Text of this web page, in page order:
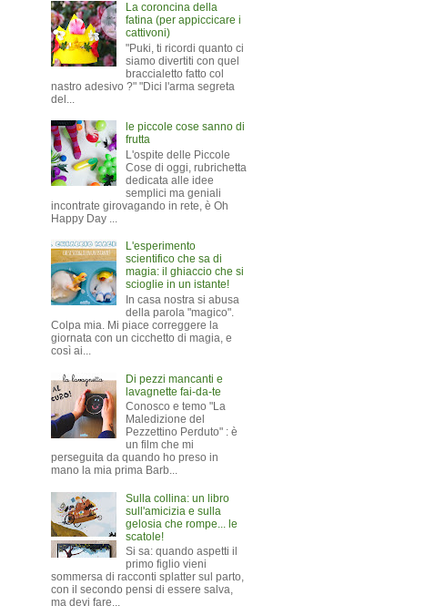
La coroncina della
fatina (per appiccicare i
cattivoni)
"Puki, ti ricordi quanto ci
siamo divertiti con quel
braccialetto fatto col
nastro adesivo ?" "Dici l'arma segreta
del...
le piccole cose sanno di
frutta
L'ospite delle Piccole
Cose di oggi, rubrichetta
dedicata alle idee
semplici ma geniali
incontrate girovagando in rete, è Oh
Happy Day ...
L'esperimento
scientifico che sa di
magia: il ghiaccio che si
scioglie in un istante!
In casa nostra si abusa
della parola "magico".
Colpa mia. Mi piace correggere la
giornata con un cicchetto di magia, e
così ai...
Di pezzi mancanti e
lavagnette fai-da-te
Conosco e temo "La
Maledizione del
Pezzettino Perduto" : è
un film che mi
perseguita da quando ho preso in
mano la mia prima Barb...
Sulla collina: un libro
sull'amicizia e sulla
gelosia che rompe... le
scatole!
Si sa: quando aspetti il
primo figlio vieni
sommersa di racconti splatter sul parto,
con il secondo pensi di essere salva,
ma devi fare...